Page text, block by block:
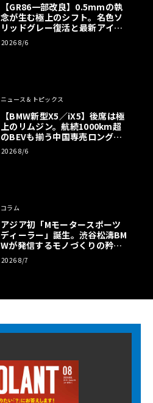
【GR86一部改良】0.5mmの執
念が生む極上のシフト。名色ソ
リッドグレー復活と最新アイサ
イトでFRの極みへ
2026 8/6
ニュース＆トピックス
【BMW新型X5／iX5】後席は極
上のリムジン。航続1000km超
のBEVも揃う中国専売ロング仕
様の全貌
2026 8/6
コラム
アジア初「Mモータースポーツ
ディーラー」誕生。渋谷松濤BM
Wが発信するモノづくりの矜持
【木下隆之コラム】
2026 8/7